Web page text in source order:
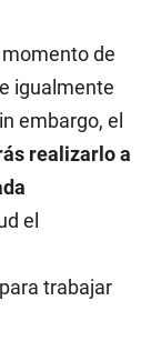
de
igualmente
embargo, el
realizarlo a
el
trabajar